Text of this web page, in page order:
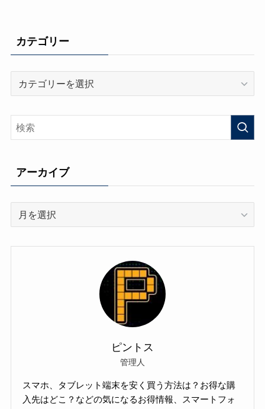
カテゴリー
リ
ー
アーカイブ
ピントス
管理人
スマホ、タブレット端末を安く買う方法は？お得な購
入先はどこ？などの気になるお得情報、スマートフォ